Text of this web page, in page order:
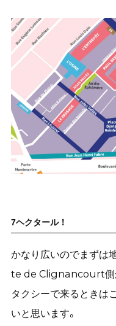
7ヘクタール！
かなり広いのでまずは
te de Clignancourt側
タクシーで来るときは
いと思います。